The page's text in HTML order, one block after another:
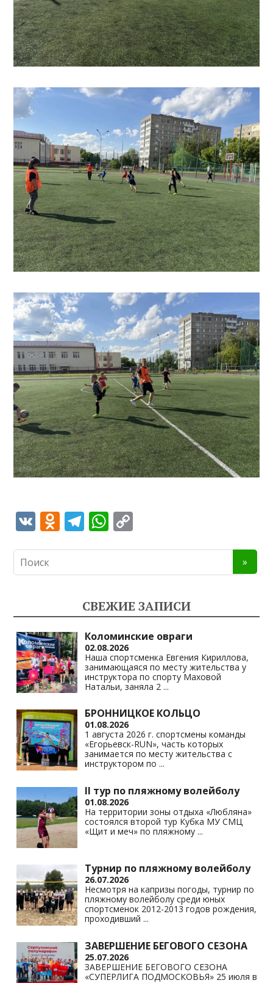
V O
o
as
s
ni
ki
T
gr
a
m
W
s
A
p
p
y
Li
n
k
СВЕЖИЕ ЗАПИСИ
Коломинские овраги
02.08.2026
Наша спортсменка Евгения Кириллова,
занимающаяся по месту жительства у
инструктора по спорту Маховой
Натальи, заняла 2 ...
БРОННИЦКОЕ КОЛЬЦО
01.08.2026
1 августа 2026 г. спортсмены команды
«Егорьевск-RUN», часть которых
занимается по месту жительства с
инструктором по ...
II тур по пляжному волейболу
01.08.2026
На территории зоны отдыха «Любляна»
состоялся второй тур Кубка МУ СМЦ
«Щит и меч» по пляжному ...
Турнир по пляжному волейболу
26.07.2026
Несмотря на капризы погоды, турнир по
пляжному волейболу среди юных
спортсменок 2012-2013 годов рождения,
проходивший ...
ЗАВЕРШЕНИЕ БЕГОВОГО СЕЗОНА
25.07.2026
ЗАВЕРШЕНИЕ БЕГОВОГО СЕЗОНА
«СУПЕРЛИГА ПОДМОСКОВЬЯ» 25 июля в